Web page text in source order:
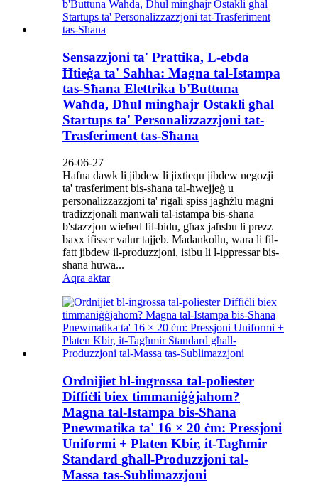
Sensazzjoni ta' Prattika, L-ebda
Ħtieġa ta' Saħħa: Magna tal-Istampa
tas-Sħana Elettrika b'Buttuna
Waħda, Dħul mingħajr Ostakli għal
Startups ta' Personalizzazzjoni tat-
Trasferiment tas-Sħana
26-06-27
Ħafna dawk li jibdew li jixtiequ jibdew negozji
ta' trasferiment bis-sħana tal-ħwejjeġ u
personalizzazzjoni ta' rigali spiss jagħżlu magni
tradizzjonali manwali tal-istampa bis-sħana
b'stazzjon wieħed fil-bidu, għax jaħsbu li prezz
baxx ifisser valur tajjeb. Madankollu, wara li fil-
fatt jibdew il-produzzjoni, isibu li l-ippressar bis-
sħana huwa...
Aqra aktar
Ordnijiet bl-ingrossa tal-poliester
Diffiċli biex timmaniġġjahom?
Magna tal-Istampa bis-Sħana
Pnewmatika ta' 16 × 20 ċm: Pressjoni
Uniformi + Platen Kbir, it-Tagħmir
Standard għall-Produzzjoni tal-
Massa tas-Sublimazzjoni